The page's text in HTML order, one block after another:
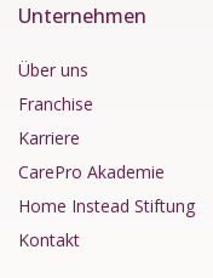
Unternehmen
Über uns
Franchise
Karriere
CarePro Akademie
Home Instead Stiftung
Kontakt